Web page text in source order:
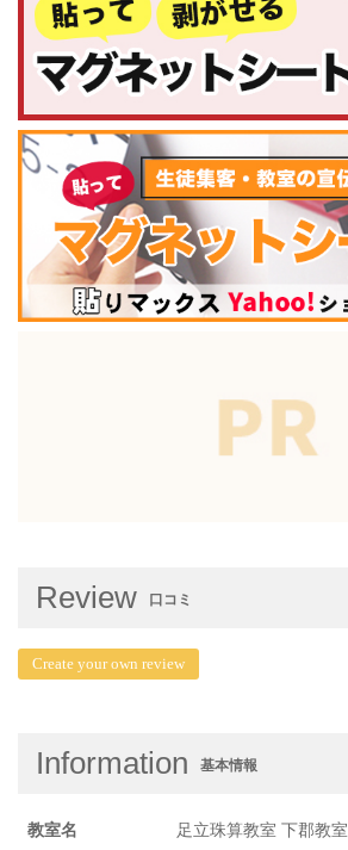
Review 口コミ
Create your own review
Information 基本情報
教室名 足立珠算教室 下郡教室